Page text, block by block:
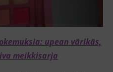
upean värikäs,
meikkisarja